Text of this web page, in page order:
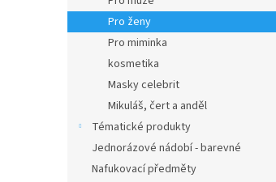
Pro ženy
Pro miminka
kosmetika
Masky celebrit
Mikuláš, čert a anděl
Tématické produkty
Jednorázové nádobí - barevné
Nafukovací předměty